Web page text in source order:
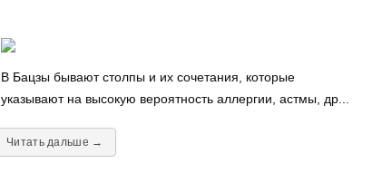
В Бацзы бывают столпы и их сочетания, которые
указывают на высокую вероятность аллергии, астмы, др...
Читать дальше →